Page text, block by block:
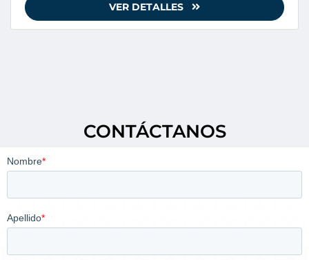
VER DETALLES
CONTÁCTANOS